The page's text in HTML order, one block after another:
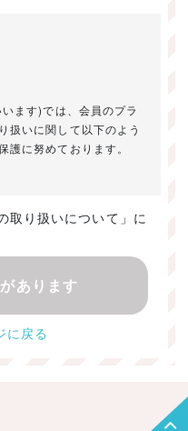
ます)では、会員のプラ
扱いに関して以下のよう
護に努めております。
以下のためにのみ利用い
料送付のご連絡
析
取り扱いについて」に
あります
に戻る